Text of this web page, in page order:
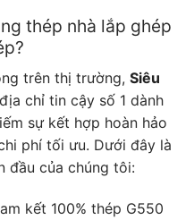
thép nhà lắp ghép
trên thị trường, Siêu
chỉ tin cậy số 1 dành
sự kết hợp hoàn hảo
phí tối ưu. Dưới đây là
đầu của chúng tôi:
kết 100% thép G550